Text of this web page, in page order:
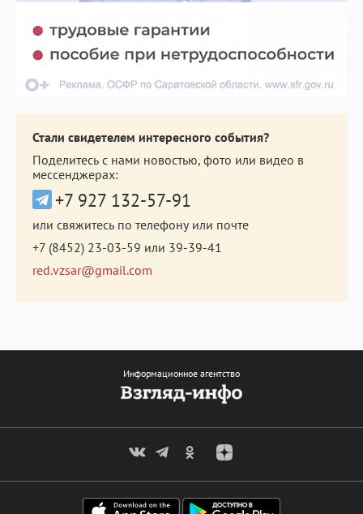
Стали свидетелем интересного события?
Поделитесь с нами новостью, фото или видео в
мессенджерах:
+7 927 132-57-91
или свяжитесь по телефону или почте
+7 (8452) 23-03-59 или 39-39-41
red.vzsar@gmail.com
Информационное агентство